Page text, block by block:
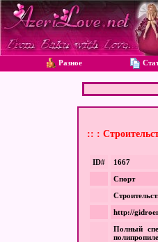
Разное
:: :
ID#
1667
Спорт
http://
Полный